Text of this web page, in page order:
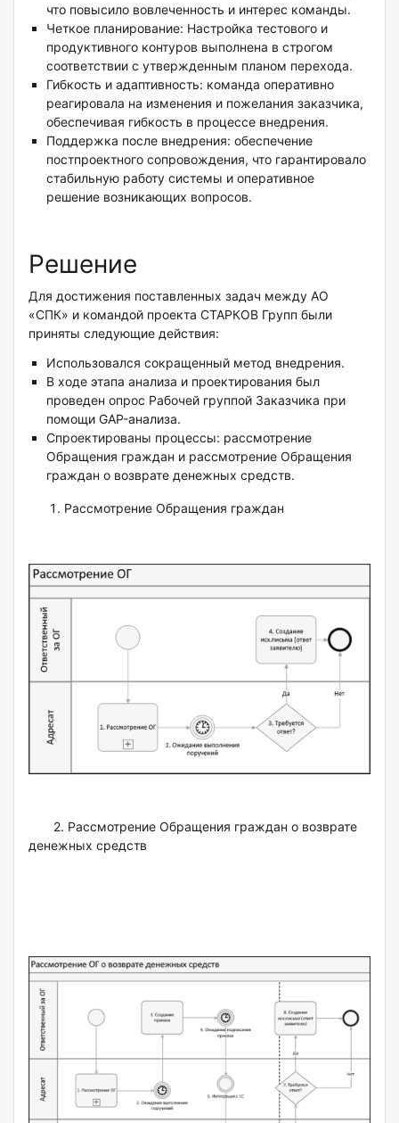
что повысило вовлеченность и интерес команды.
Четкое планирование: Настройка тестового и
продуктивного контуров выполнена в строгом
соответствии с утвержденным планом перехода.
Гибкость и адаптивность: команда оперативно
реагировала на изменения и пожелания заказчика,
обеспечивая гибкость в процессе внедрения.
Поддержка после внедрения: обеспечение
постпроектного сопровождения, что гарантировало
стабильную работу системы и оперативное
решение возникающих вопросов.
Решение
Для достижения поставленных задач между АО
«СПК» и командой проекта СТАРКОВ Групп были
приняты следующие действия:
Использовался сокращенный метод внедрения.
В ходе этапа анализа и проектирования был
проведен опрос Рабочей группой Заказчика при
помощи GAP-анализа.
Спроектированы процессы: рассмотрение
Обращения граждан и рассмотрение Обращения
граждан о возврате денежных средств.
Рассмотрение Обращения граждан
2. Рассмотрение Обращения граждан о возврате
денежных средств